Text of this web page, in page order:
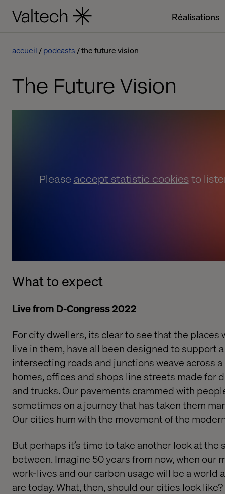
Réalisations
accueil podcasts the future vision
The Future Vision
Please accept statistic cookiesto
What to expect
Live from D-Congress 2022
For city dwellers, its clear to see that the places
live in them, have all been designed to support
intersecting roads and junctions weave across
homes, offices and shops line streets made for
and trucks. Our pavements crammed with
sometimes on a journey that has taken them
Our cities hum with the movement of the
But perhaps it’s time to take another look at the
between. Imagine 50 years from now, when our
work-lives and our carbon usage will be a world
are today. What, then, should our cities look like?